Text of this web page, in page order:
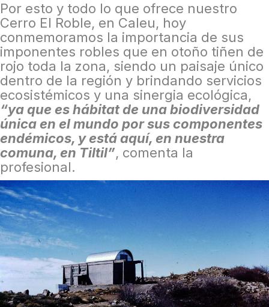
Por esto y todo lo que ofrece nuestro
Cerro El Roble, en Caleu, hoy
conmemoramos la importancia de sus
imponentes robles que en otoño tiñen de
rojo toda la zona, siendo un paisaje único
dentro de la región y brindando servicios
ecosistémicos y una sinergia ecológica,
“ya que es hábitat de una biodiversidad
única en el mundo por sus componentes
endémicos, y está aquí, en nuestra
comuna, en Tiltil”, comenta la
profesional.